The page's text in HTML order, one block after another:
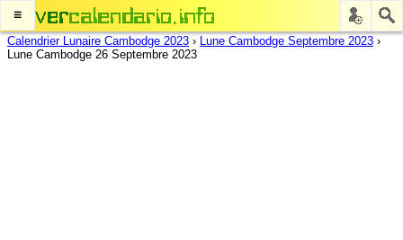
≡
Calendrier Lunaire Cambodge 2023 › Lune Cambodge Septembre 2023 ›
Lune Cambodge 26 Septembre 2023